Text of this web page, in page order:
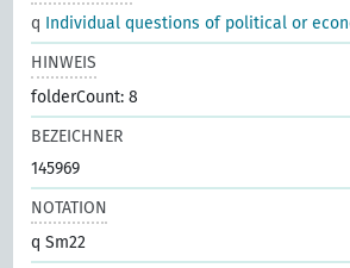
q Individual questions of political or
HINWEIS
folderCount: 8
BEZEICHNER
145969
NOTATION
q Sm22